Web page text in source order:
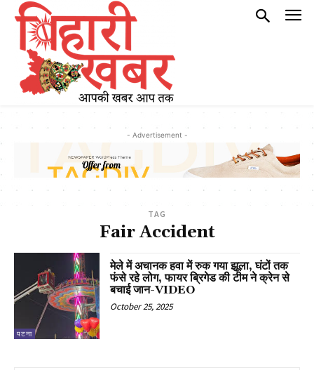
- Advertisement -
TAG
Fair Accident
पटना
मेले में अचानक हवा में रुक गया झूला, घंटों तक
फंसे रहे लोग, फायर ब्रिगेड की टीम ने क्रेन से
बचाई जान-VIDEO
October 25, 2025